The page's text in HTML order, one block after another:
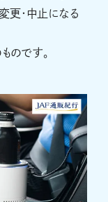
更・中止になる
のです。